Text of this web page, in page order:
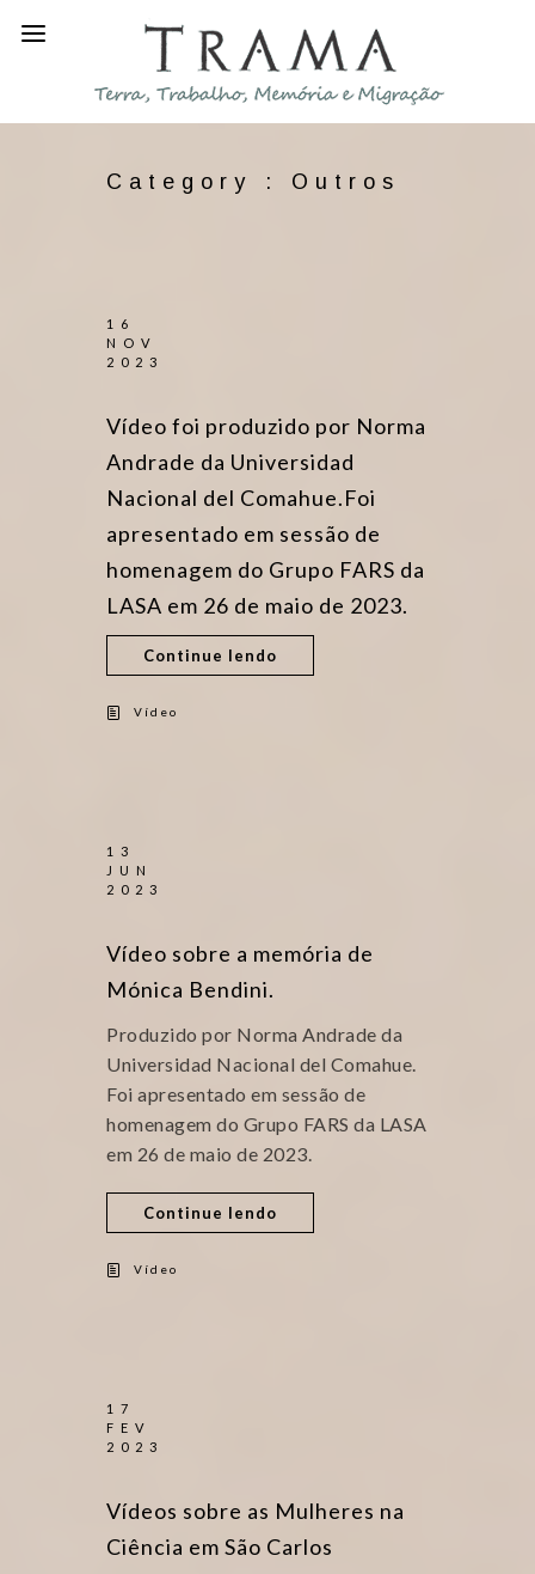
Category : Outros
16
NOV
2023
Vídeo foi produzido por Norma
Andrade da Universidad
Nacional del Comahue.Foi
apresentado em sessão de
homenagem do Grupo FARS da
LASA em 26 de maio de 2023.
Continue lendo
Vídeo
13
JUN
2023
Vídeo sobre a memória de
Mónica Bendini.
Produzido por Norma Andrade da
Universidad Nacional del Comahue.
Foi apresentado em sessão de
homenagem do Grupo FARS da LASA
em 26 de maio de 2023.
Continue lendo
Vídeo
17
FEV
2023
Vídeos sobre as Mulheres na
Ciência em São Carlos